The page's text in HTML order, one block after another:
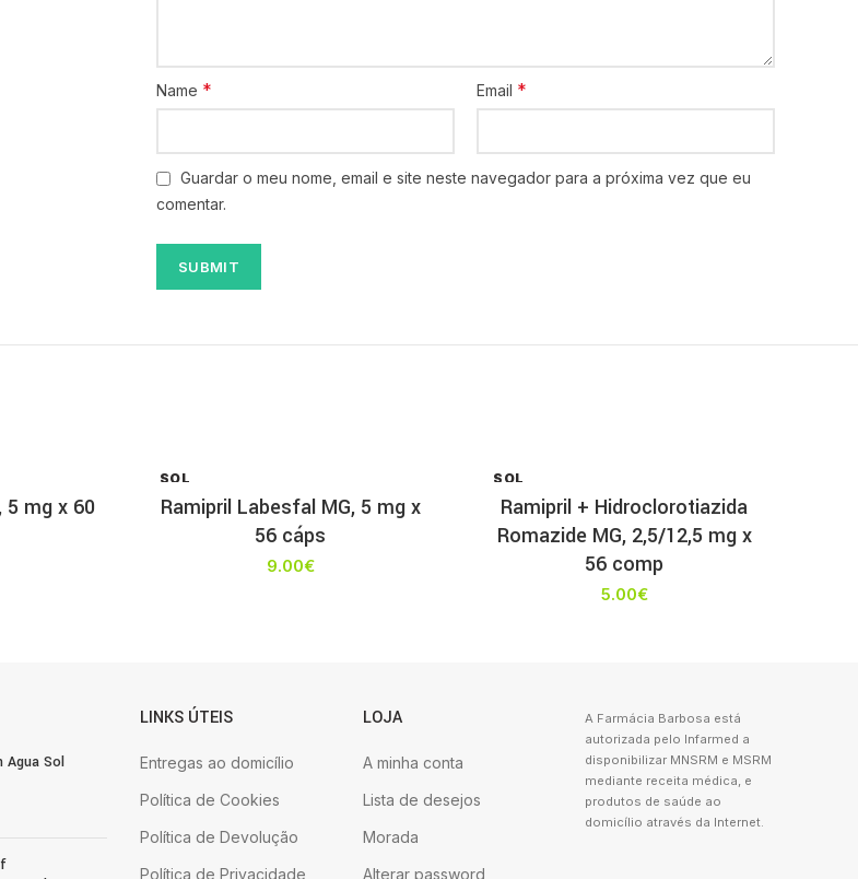
Name * Email *
Guardar o meu nome, email e site neste navegador para a próxima vez que eu
comentar.
5 mg x 60
SOL
T
Ramipril Labesfal MG, 5 mg x
56 cáps
9.00€
SOL
T
Ramipril + Hidroclorotiazida
Romazide MG, 2,5/12,5 mg x
56 comp
5.00€
Agua Sol
LINKS ÚTEIS
Entregas ao domicílio
Política de Cookies
Política de Devolução
Política de Privacidade
LOJA
A minha conta
Lista de desejos
Morada
Alterar password
A Farmácia Barbosa está
autorizada pelo Infarmed a
disponibilizar MNSRM e MSRM
mediante receita médica, e
produtos de saúde ao
domicílio através da Internet.